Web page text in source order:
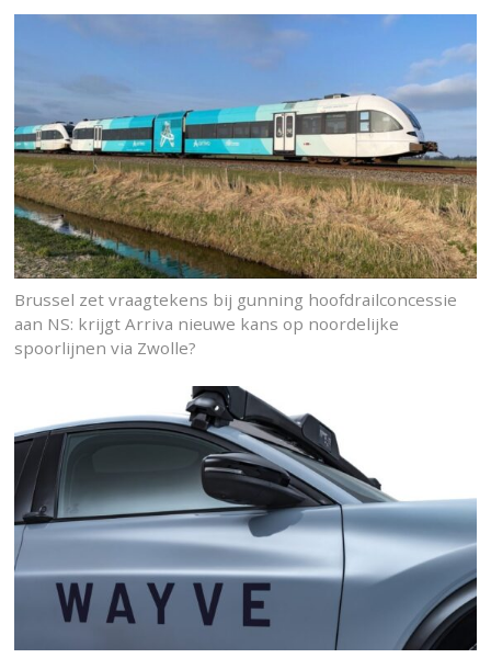
Brussel zet vraagtekens bij gunning hoofdrailconcessie
aan NS: krijgt Arriva nieuwe kans op noordelijke
spoorlijnen via Zwolle?